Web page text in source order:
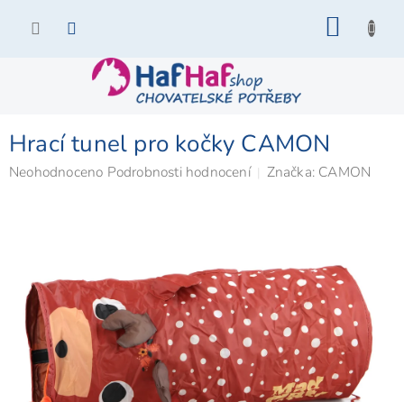
Hrací tunel pro kočky CAMON
Průměrné
hvězdiček.
Neohodnoceno Podrobnosti hodnocení Značka: CAMON